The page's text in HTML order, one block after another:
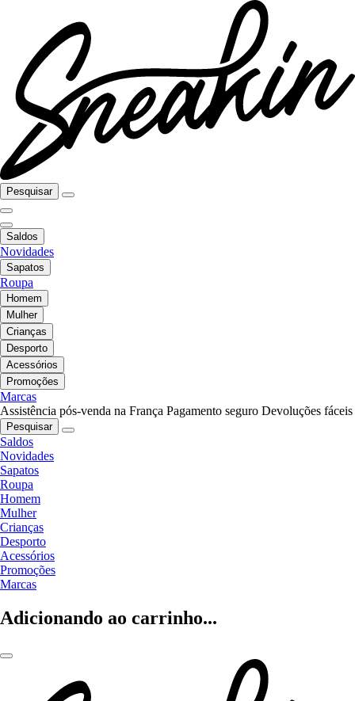
Pesquisar
Saldos
Novidades
Sapatos
Roupa
Homem
Mulher
Crianças
Desporto
Acessórios
Promoções
Marcas
Assistência pós-venda na França Pagamento seguro Devoluções fáceis
Pesquisar
Saldos
Novidades
Sapatos
Roupa
Homem
Mulher
Crianças
Desporto
Acessórios
Promoções
Marcas
Adicionando ao carrinho...